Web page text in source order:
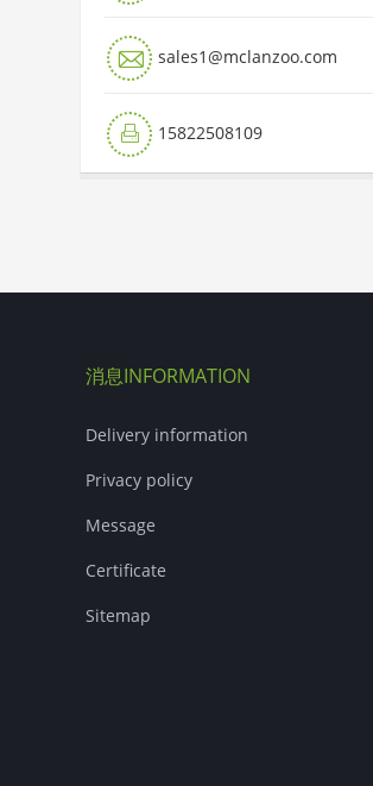
 sales1@mclanzoo.com
 15822508109
消息INFORMATION
Delivery information
Privacy policy
Message
Certificate
Sitemap